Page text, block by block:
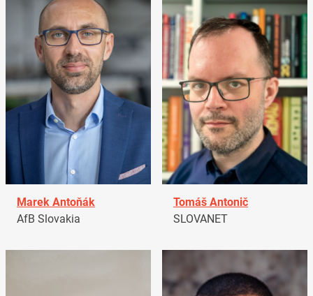
Marek Antoňák
AfB Slovakia
Tomáš Antonič
SLOVANET